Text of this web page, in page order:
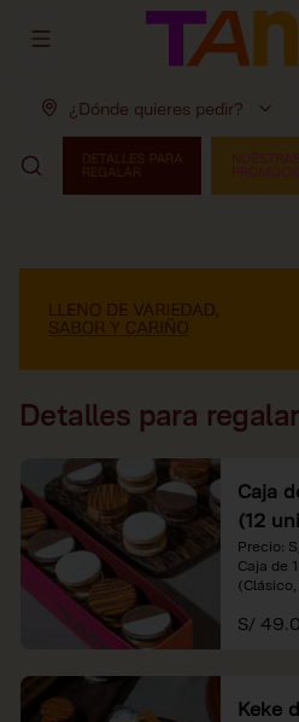
Abrir menu de navegación
¿Dónde quieres pedir?
Detalles para regalar
Caja
(12
Precio:
Caja de
S/
Keke